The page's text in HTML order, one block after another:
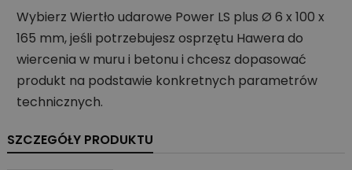
Wybierz Wiertło udarowe Power LS plus Ø 6 x 100 x
165 mm, jeśli potrzebujesz osprzętu Hawera do
wiercenia w muru i betonu i chcesz dopasować
produkt na podstawie konkretnych parametrów
technicznych.
SZCZEGÓŁY PRODUKTU